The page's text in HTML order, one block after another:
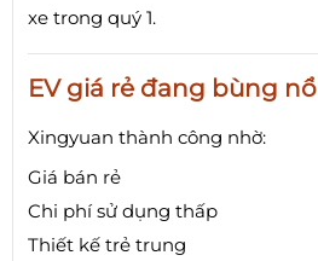
xe trong quý 1.
EV giá rẻ đang bùng nổ
Xingyuan thành công nhờ:
Giá bán rẻ
Chi phí sử dụng thấp
Thiết kế trẻ trung